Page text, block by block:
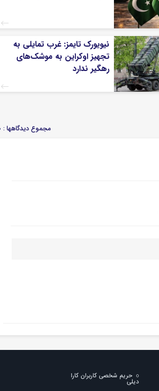
نیویورک تایمز: غرب تمایلی به
تجهیز اوکراین به موشک‌های
رهگیر ندارد
مجموع دیدگاهها : 0
حریم شخصی کاربران کارا
دیلی